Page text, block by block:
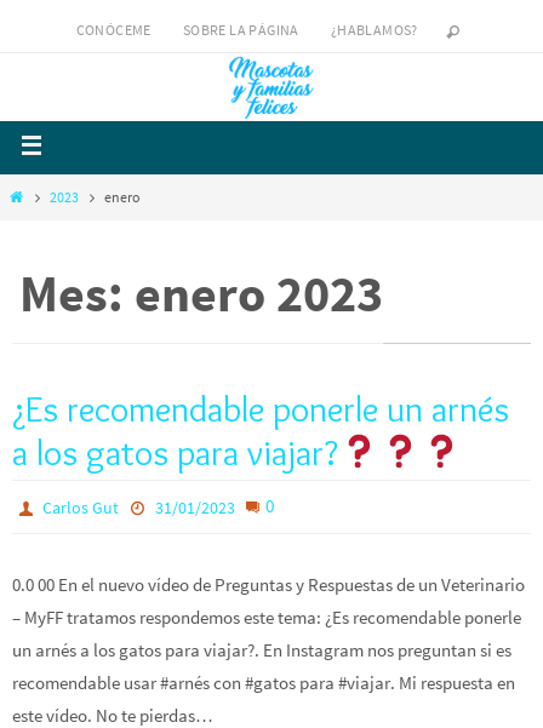
CONÓCEME SOBRE LA PÁGINA ¿HABLAMOS?
2023 enero
Mes: enero 2023
¿Es recomendable ponerle un arnés
a los gatos para viajar?
Carlos Gut 31/01/2023 0
0.0 00 En el nuevo vídeo de Preguntas y Respuestas de un Veterinario
– MyFF tratamos respondemos este tema: ¿Es recomendable ponerle
un arnés a los gatos para viajar?. En Instagram nos preguntan si es
recomendable usar #arnés con #gatos para #viajar. Mi respuesta en
este vídeo. No te pierdas…